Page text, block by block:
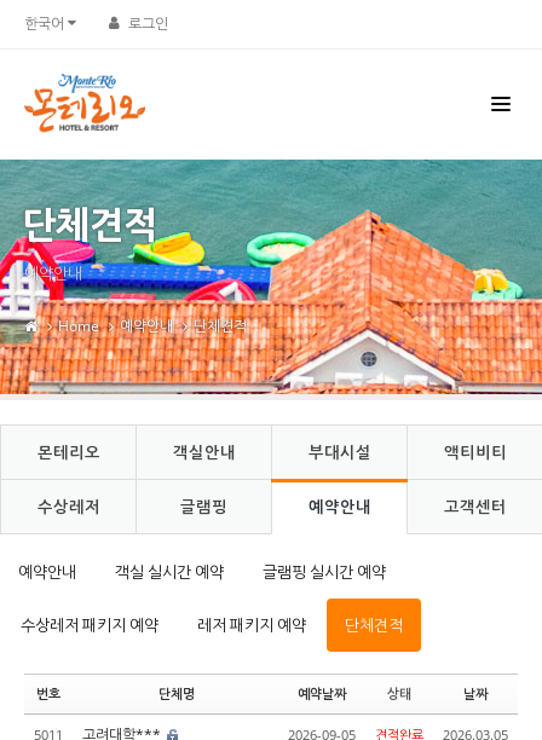
한국어 로그인
단체견적
예약안내
Home 예약안내 단체견적
몬테리오 객실안내 부대시설 액티비티
수상레저 글램핑 예약안내 고객센터
예약안내 객실 실시간 예약 글램핑 실시간 예약
수상레저 패키지 예약 레저 패키지 예약 단체견적
번호 단체명 예약날짜 상태 날짜
5011 고려대학*** 2026-09-05 견적완료 2026.03.05
Sketchbook5, 스케치북5